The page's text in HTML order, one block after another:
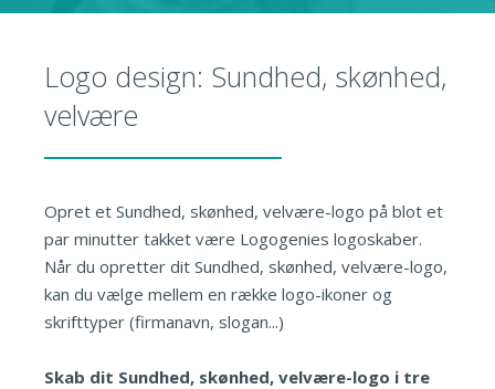
Logo design: Sundhed, skønhed,
velvære
Opret et Sundhed, skønhed, velvære-logo på blot et
par minutter takket være Logogenies logoskaber.
Når du opretter dit Sundhed, skønhed, velvære-logo,
kan du vælge mellem en række logo-ikoner og
skrifttyper (firmanavn, slogan...)
Skab dit Sundhed, skønhed, velvære-logo i tre